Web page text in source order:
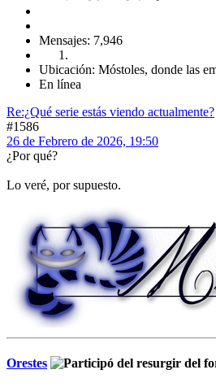
Mensajes: 7,946
Ubicación: Móstoles, donde las
En línea
Re:¿Qué serie estás viendo actualmente?
#1586
26 de Febrero de 2026, 19:50
¿Por qué?
Lo veré, por supuesto.
Orestes